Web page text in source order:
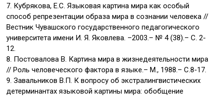
7. Кубрякова, Е.С. Языковая картина мира как особый
способ репрезентации образа мира в сознании человека //
Вестник Чувашского государственного педагогического
университета имени И. Я. Яковлева. –2003.– № 4 (38).– С. 2-
12.
8. Постовалова В. Картина мира в жизнедеятельности мира
// Роль человеческого фактора в языке.– М., 1988.– С.8-17.
9. Завальников В.П. К вопросу об экстралингвистических
детерминантах языковой картины мира: обобщение